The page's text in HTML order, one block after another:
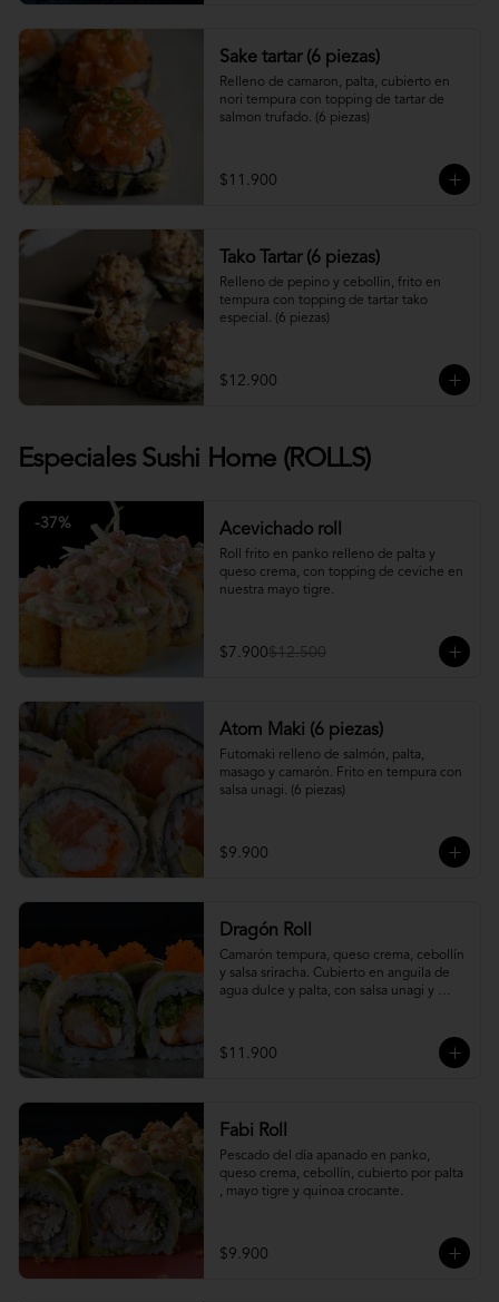
Sake tartar (6 piezas)
Relleno de camaron, palta, cubierto en
nori tempura con topping de tartar de
salmon trufado. (6 piezas)
$11.900
Tako Tartar (6 piezas)
Relleno de pepino y cebollin, frito en
tempura con topping de tartar tako
especial. (6 piezas)
$12.900
Especiales Sushi Home (ROLLS)
-37% Acevichado roll
Roll frito en panko relleno de palta y
queso crema, con topping de ceviche en
nuestra mayo tigre.
$7.900$12.500
Atom Maki (6 piezas)
Futomaki relleno de salmón, palta,
masago y camarón. Frito en tempura con
salsa unagi. (6 piezas)
$9.900
Dragón Roll
Camarón tempura, queso crema, cebollín
y salsa sriracha. Cubierto en anguila de
agua dulce y palta, con salsa unagi y
$11.900
Fabi Roll
Pescado del día apanado en panko,
queso crema, cebollín, cubierto por palta
, mayo tigre y quinoa crocante.
$9.900